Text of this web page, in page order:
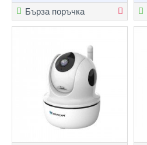
Бърза поръчка